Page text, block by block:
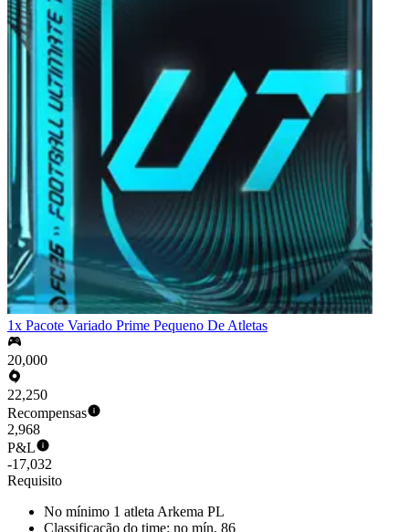
1x Pacote Variado Prime Pequeno De Atletas
20,000
22,250
Recompensas
2,968
P&L
-17,032
Requisito
No mínimo 1 atleta Arkema PL
Classificação do time: no mín. 86